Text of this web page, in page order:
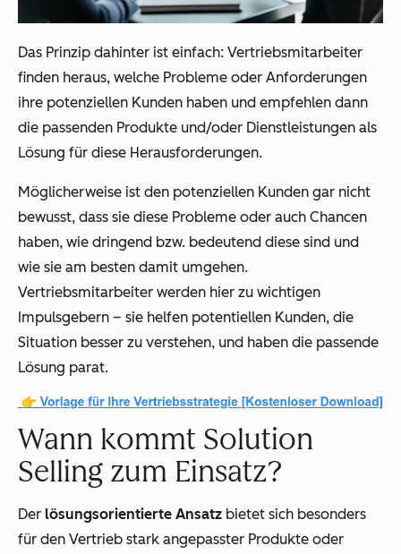
Das Prinzip dahinter ist einfach: Vertriebsmitarbeiter
finden heraus, welche Probleme oder Anforderungen
ihre potenziellen Kunden haben und empfehlen dann
die passenden Produkte und/oder Dienstleistungen als
Lösung für diese Herausforderungen.
Möglicherweise ist den potenziellen Kunden gar nicht
bewusst, dass sie diese Probleme oder auch Chancen
haben, wie dringend bzw. bedeutend diese sind und
wie sie am besten damit umgehen.
Vertriebsmitarbeiter werden hier zu wichtigen
Impulsgebern – sie helfen potentiellen Kunden, die
Situation besser zu verstehen, und haben die passende
Lösung parat.
Wann kommt Solution
Selling zum Einsatz?
Der lösungsorientierte Ansatz bietet sich besonders
für den Vertrieb stark angepasster Produkte oder